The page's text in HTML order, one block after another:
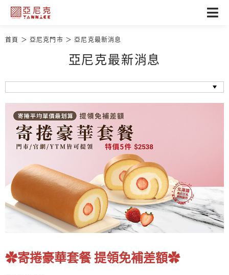
首頁 亞尼克門市 亞尼克最新消息
亞尼克最新消息
✿寄捲豪華套餐 提領免補差額✿